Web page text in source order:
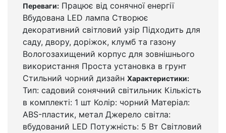
Переваги: Працює від сонячної енергії
Вбудована LED лампа Створює
декоративний світловий узір Підходить для
саду, двору, доріжок, клумб та газону
Вологозахищений корпус для зовнішнього
використання Проста установка в грунт
Стильний чорний дизайн Характеристики:
Тип: садовий сонячний світильник Кількість
в комплекті: 1 шт Колір: чорний Матеріал:
ABS-пластик, метал Джерело світла:
вбудований LED Потужність: 5 Вт Світловий